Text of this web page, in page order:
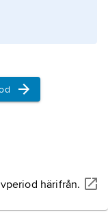
härifrån.